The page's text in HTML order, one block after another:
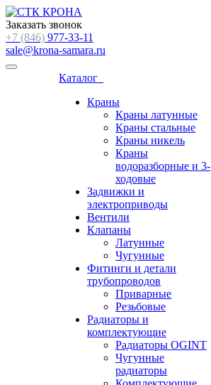
Заказать звонок
+7 (846) 977-33-11
sale@krona-samara.ru
Каталог
Краны
Краны латунные
Краны стальные
Краны никель
Краны
водоразборные и 3-
ходовые
Задвижки и
электроприводы
Вентили
Клапаны
Латунные
Чугунные
Фитинги и детали
трубопроводов
Приварные
Резьбовые
Радиаторы и
комплектующие
Радиаторы OGINT
Чугунные
радиаторы